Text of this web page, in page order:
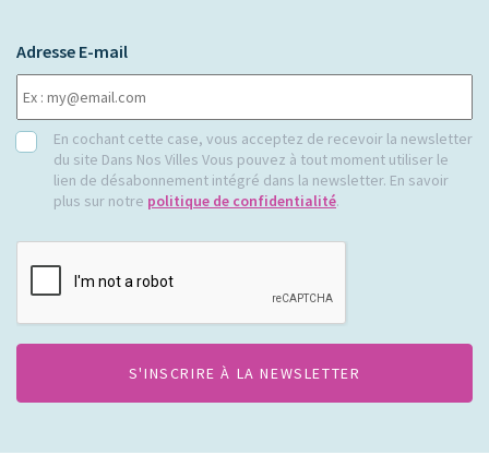
Adresse E-mail
RGPDEn cochant cette case, vous acceptez de recevoir la newsletter
du site Dans Nos Villes Vous pouvez à tout moment utiliser le
lien de désabonnement intégré dans la newsletter. En savoir
plus sur notre politique de confidentialité.
CAPTCHA